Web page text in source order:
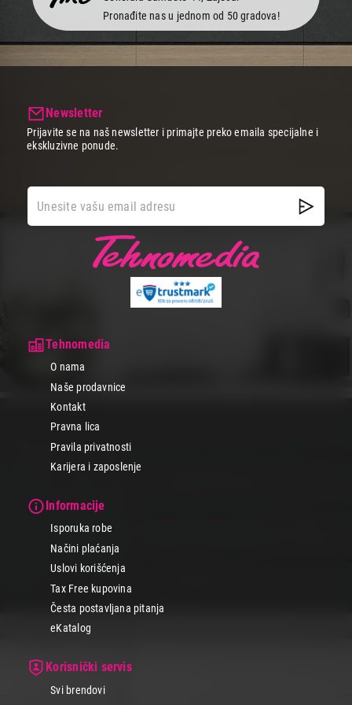
Pronađite nas u jednom od 50 gradova!
Tehnomedia
O nama
Naše prodavnice
Kontakt
Pravna lica
Pravila privatnosti
Karijera i zaposlenje
Informacije
Isporuka robe
Načini plaćanja
Uslovi korišćenja
Tax Free kupovina
Česta postavljana pitanja
eKatalog
Korisnički servis
Svi brendovi
Newsletter
Prijavite se na naš newsletter i primajte preko emaila specijalne i
ekskluzivne ponude.